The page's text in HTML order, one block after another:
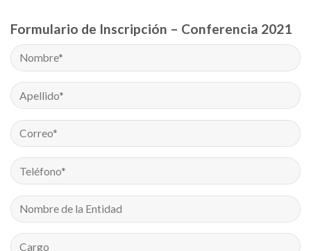
Formulario de Inscripción – Conferencia 2021